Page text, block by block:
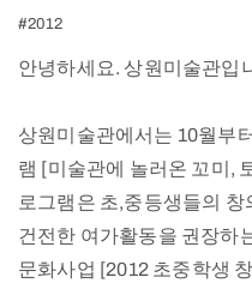
#2012
안녕하세요. 상원미술관입
상원미술관에서는 10월부
램 [미술관에 놀러온 꼬미,
로그램은 초,중등생들의
건전한 여가활동을 권장하
문화사업 [2012 초중학생